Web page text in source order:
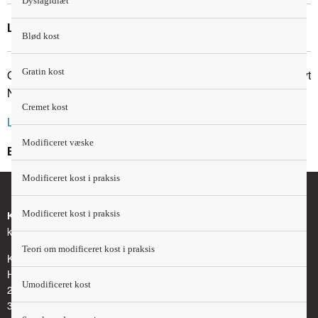
Blød kost
Gratin kost
Cremet kost
Modificeret væske
Modificeret kost i praksis
Modificeret kost i praksis
Teori om modificeret kost i praksis
Umodificeret kost
Litteratur og links
Ovesen L, Allingstrup L, Poulsen I. Ernæring og diætetik. Nyt
Nordisk Forlag Arnold Busck 2011.
Lægemiddelkataloget
Er fagligt opdateret i 2023
Kontakt
kosthaandbogen@kost.dk
Kost og Ernæringsforbundet
Holmbladsgade 70
2300 København S
3163 6600